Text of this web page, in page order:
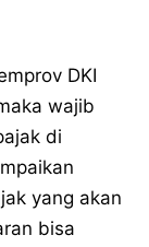
DKI
wajib
di
yang akan
bisa